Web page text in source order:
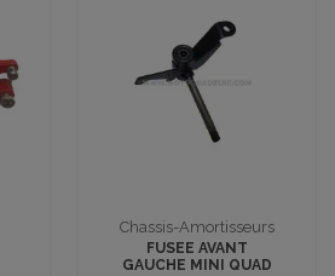
Chassis-Amortisseurs
FUSEE AVANT
GAUCHE MINI QUAD